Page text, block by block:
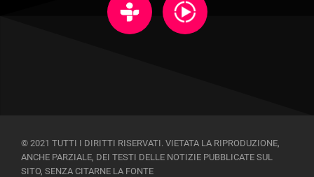
© 2021 TUTTI I DIRITTI RISERVATI. VIETATA LA RIPRODUZIONE,
ANCHE PARZIALE, DEI TESTI DELLE NOTIZIE PUBBLICATE SUL
SITO, SENZA CITARNE LA FONTE